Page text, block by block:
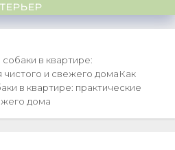
собаки в квартире:
чистого и свежего домаКак
в квартире: практические
дома